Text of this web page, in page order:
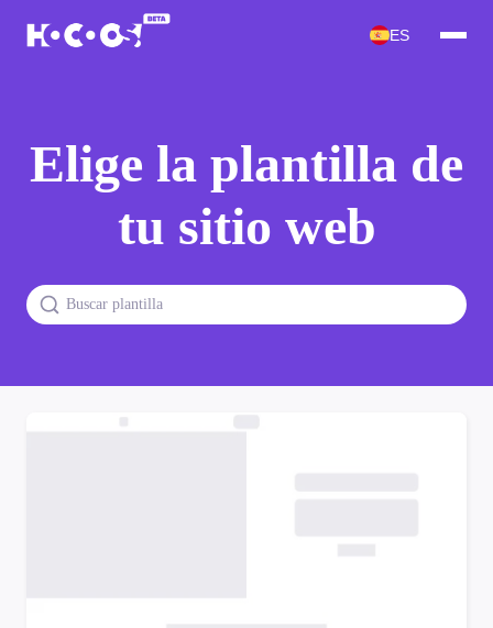
ES
Elige la plantilla de
tu sitio web